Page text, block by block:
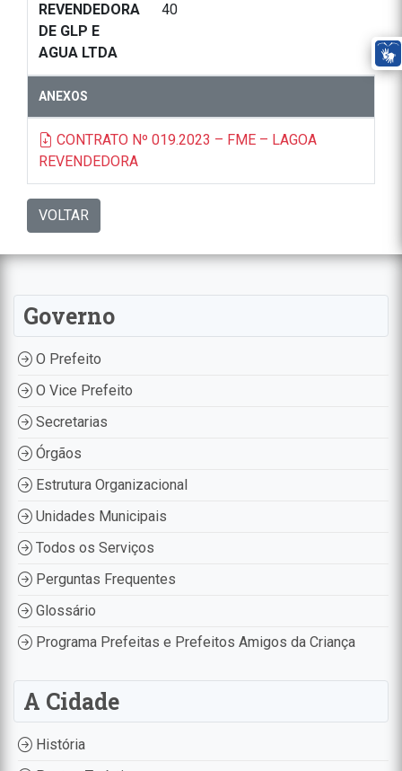
REVENDEDORA
DE GLP E
AGUA LTDA
40
ANEXOS
CONTRATO Nº 019.2023 – FME – LAGOA
REVENDEDORA
VOLTAR
Governo
O Prefeito
O Vice Prefeito
Secretarias
Órgãos
Estrutura Organizacional
Unidades Municipais
Todos os Serviços
Perguntas Frequentes
Glossário
Programa Prefeitas e Prefeitos Amigos da Criança
A Cidade
História